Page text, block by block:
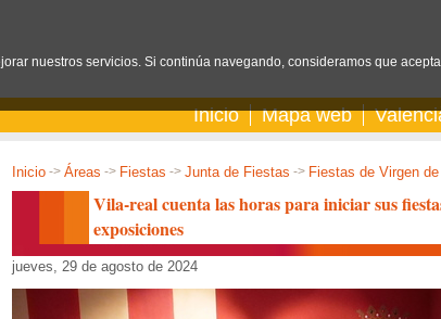
Inicio Mapa web
Inicio -> Áreas -> Fiestas -> Junta de Fiestas -> Fiestas de Virgen
Vila-real cuenta las horas para iniciar sus
exposiciones
jueves, 29 de agosto de 2024
nuestros servicios. Si continúa navegando, consideramos que acepta